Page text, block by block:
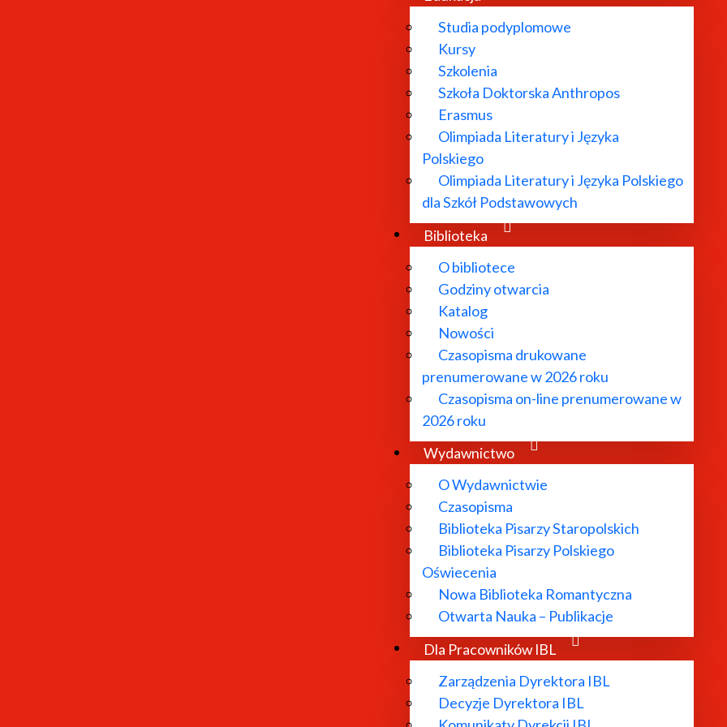
Studia podyplomowe
Kursy
Szkolenia
Szkoła Doktorska Anthropos
Erasmus
Olimpiada Literatury i Języka
Polskiego
Olimpiada Literatury i Języka Polskiego
dla Szkół Podstawowych
Biblioteka
O bibliotece
Godziny otwarcia
Katalog
Nowości
Czasopisma drukowane
prenumerowane w 2026 roku
Czasopisma on-line prenumerowane w
2026 roku
Wydawnictwo
O Wydawnictwie
Czasopisma
Biblioteka Pisarzy Staropolskich
Biblioteka Pisarzy Polskiego
Oświecenia
Nowa Biblioteka Romantyczna
Otwarta Nauka – Publikacje
Dla Pracowników IBL
Zarządzenia Dyrektora IBL
Decyzje Dyrektora IBL
"Dzieła wszystkie" Jana Kochanowskiego
Jana Kochanowskiego.
powstała w 2020 roku z inicjatywy zespołów tworzących Polską
międzynarodowym serwisem stworzonym w celu zbierania, ujednolicania oraz wzbogacania otwartych
bibliograficzne zostały wzbogacone o identyfikatory i informacje ze źródeł zewnętrznych (takie jak
na stronie dostępne są dane z polskiej, czeskiej, fińskiej oraz hiszpańskiej bibliografii literackich (a w planach
Polscy pisarze i badacze literatury XX i XXI wieku. Cyfrowy słownik
Polscy pisarze i badacze literatury XX i XXI wieku
Współczesnej Instytutu Badań Literackich Polskiej Akademii Nauk od 2018 roku. Zawiera hasła około 2300
na emigracji: poetów, prozaików, dramatopisarzy, krytyków literackich i teatralnych, eseistów,
to informacje o pisarzach literatury polskiej i obcej, teorii literatury,
filmie, życiu literackim i teatralnym, polskich aktorach i reżyserach, informacje o książkach, artykułach,
radiowych.Zgromadzone w naszej bazie zapisy bibliograficzne wraz z adnotacjami tworzą panoramę polskiej
„Kultura i literatura rosyjska w polskich czasopismach 1918-1939”zawiera bibliografię
Dwudziestolecia międzywojennego, tekstów poświęconych szeroko rozumianej problematyce rosyjskiej: